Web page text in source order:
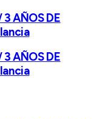
AÑOS DE
AÑOS DE